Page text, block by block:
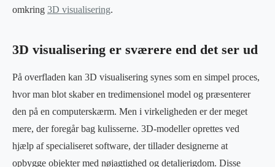
omkring 3D visualisering.
3D visualisering er sværere end det ser ud
På overfladen kan 3D visualisering synes som en simpel proces,
hvor man blot skaber en tredimensionel model og præsenterer
den på en computerskærm. Men i virkeligheden er der meget
mere, der foregår bag kulisserne. 3D-modeller oprettes ved
hjælp af specialiseret software, der tillader designerne at
opbygge objekter med nøjagtighed og detaljerigdom. Disse